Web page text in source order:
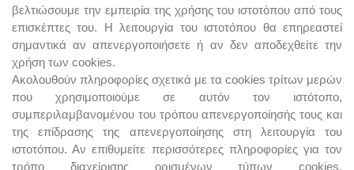
βελτιώσουμε την εμπειρία της χρήσης του ιστοτόπου από τους
επισκέπτες του. Η λειτουργία του ιστοτόπου θα επηρεαστεί
σημαντικά αν απενεργοποιήσετε ή αν δεν αποδεχθείτε την
χρήση των cookies.
Ακολουθούν πληροφορίες σχετικά με τα cookies τρίτων μερών
που χρησιμοποιούμε σε αυτόν τον ιστότοπο,
συμπεριλαμβανομένου του τρόπου απενεργοποίησής τους και
της επίδρασης της απενεργοποίησης στη λειτουργία του
ιστοτόπου. Αν επιθυμείτε περισσότερες πληροφορίες για τον
τρόπο διαχείρισης ορισμένων τύπων cookies,